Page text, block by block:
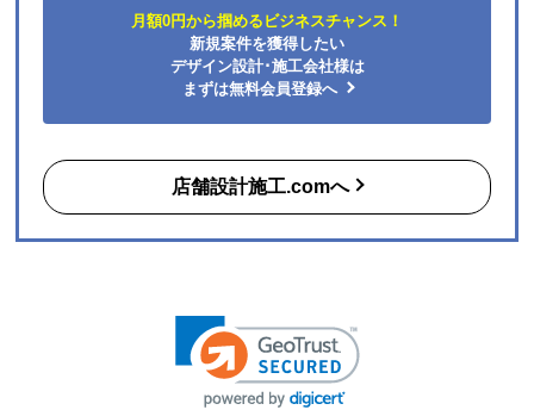
月額0円から掴めるビジネスチャンス！
新規案件を獲得したい
デザイン設計･施工会社様は
まずは無料会員登録へ
店舗設計施工.comへ